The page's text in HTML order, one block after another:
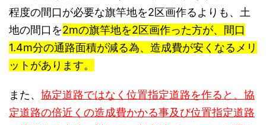
程度の間口が必要な旗竿地を2区画作るよりも、土
地の間口を2mの旗竿地を2区画作った方が、間口
1.4m分の通路面積が減る為、造成費が安くなるメリ
ットがあります。
また、 協定道路ではなく位置指定道路を作ると、協
定道路の倍近くの造成費かかる事及び位置指定道路